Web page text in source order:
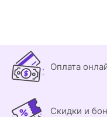
Оплата
Скидки и